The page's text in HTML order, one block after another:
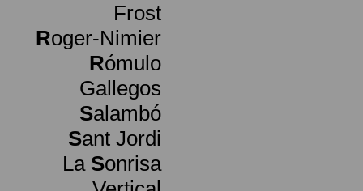
Frost
Roger-Nimier
Rómulo
Gallegos
Salambó
Sant Jordi
La Sonrisa